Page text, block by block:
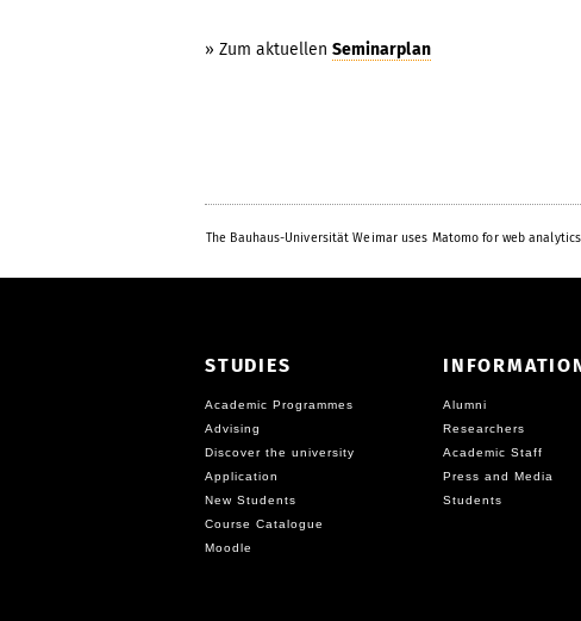
» Zum aktuellen Seminarplan
The Bauhaus-Universität Weimar uses Matomo for web
STUDIES
Academic Programmes
Advising
Discover the university
Application
New Students
Course Catalogue
Moodle
Alumni
Researchers
Academic Staff
Press and Media
Students